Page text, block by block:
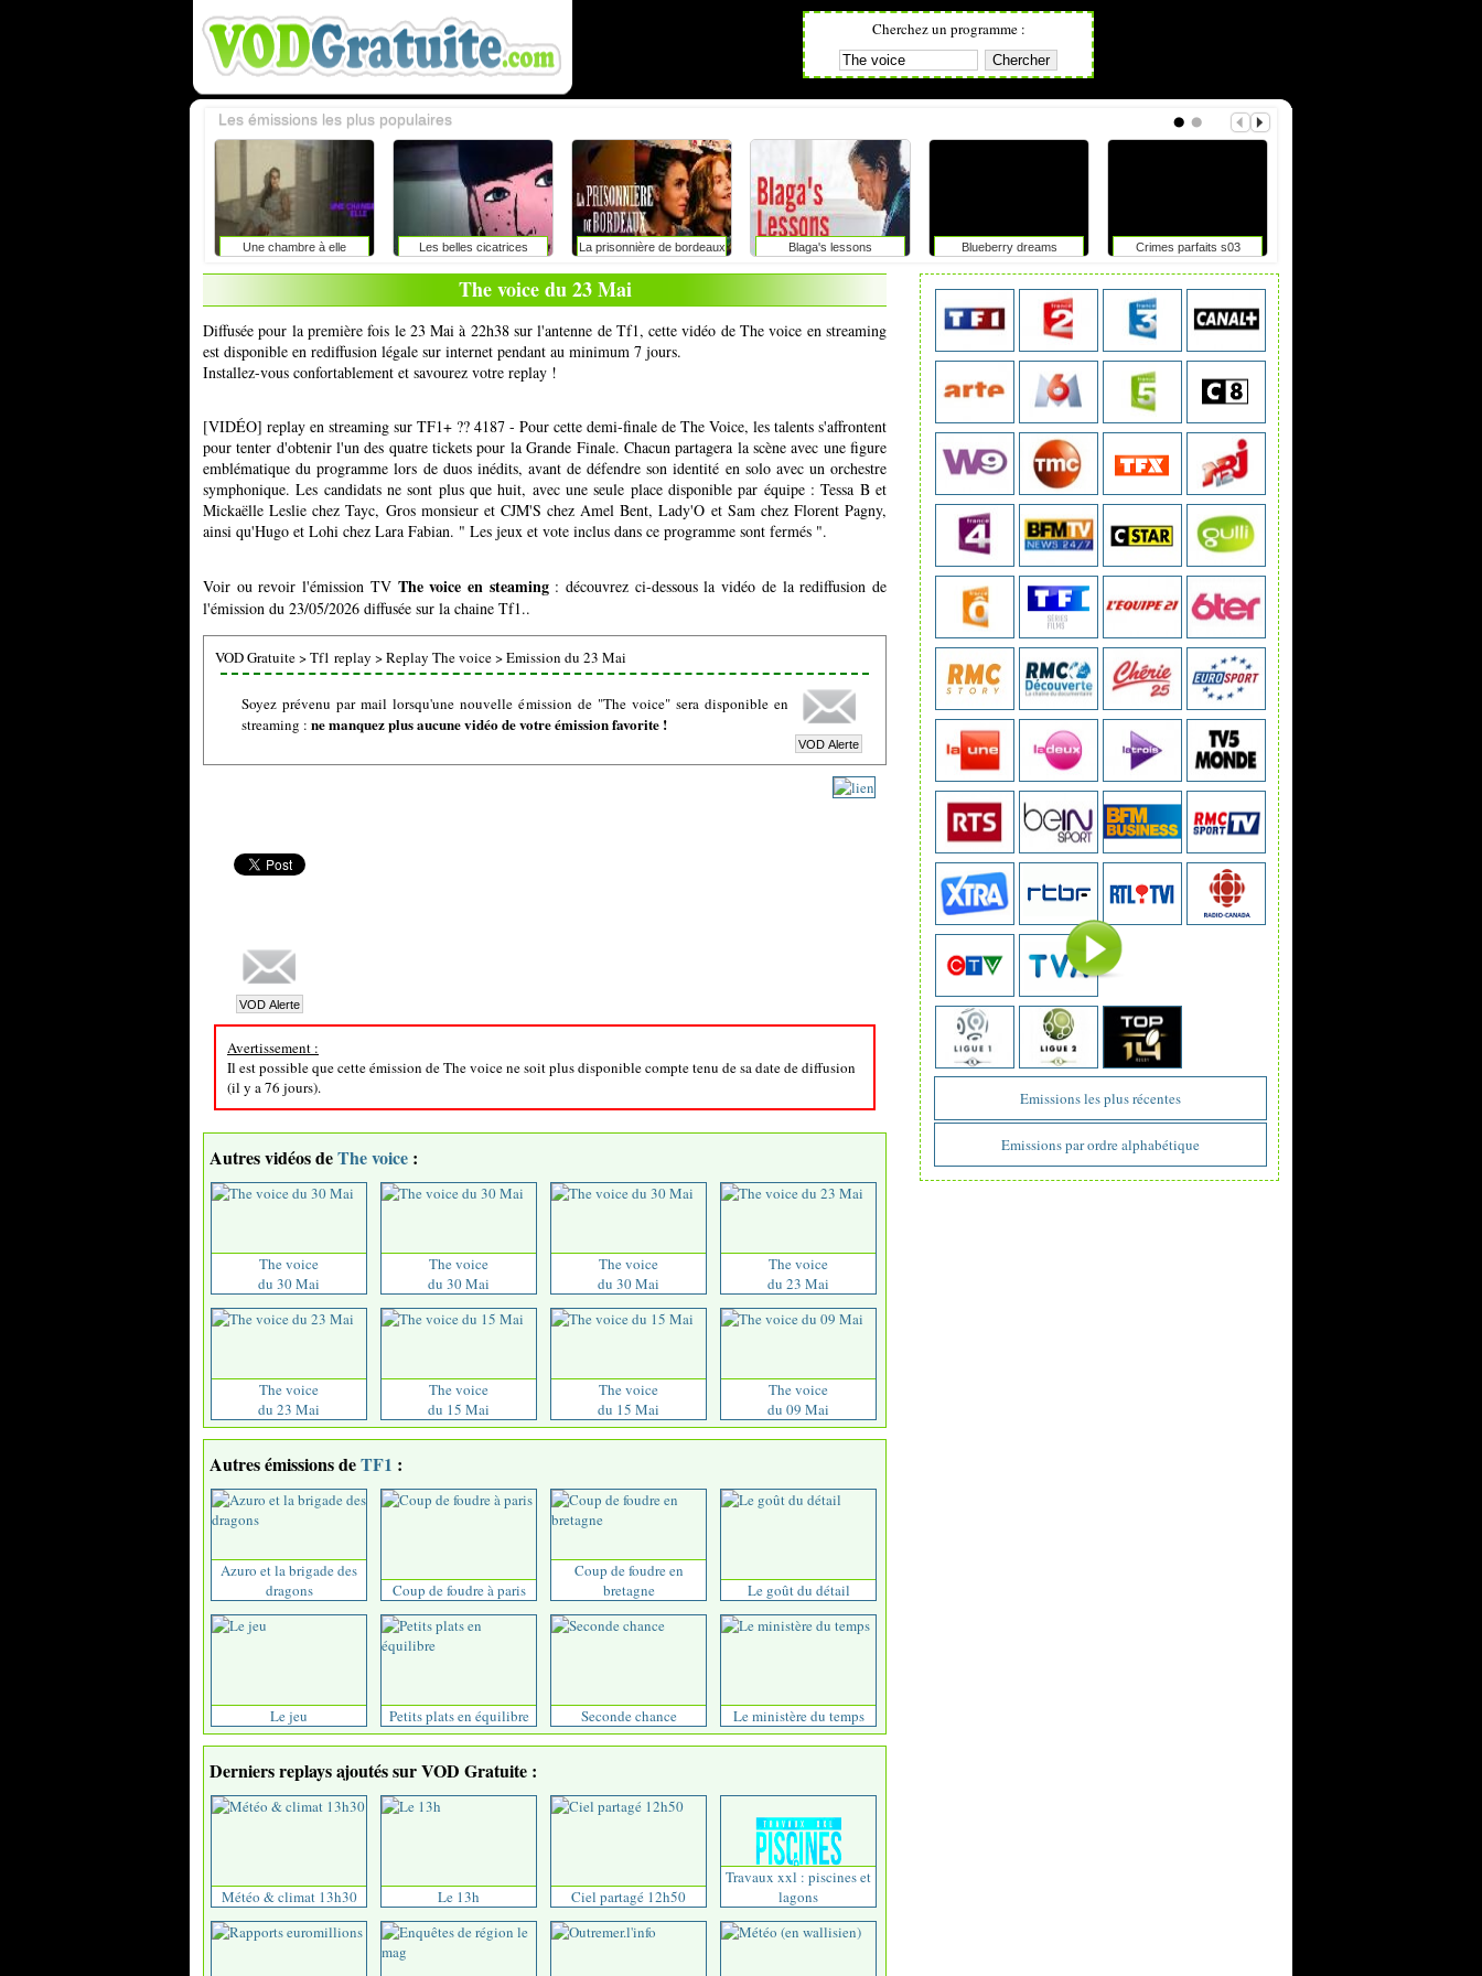
Cherchez un programme :
Une chambre à elle Les belles cicatrices La prisonnière de bordeaux Blaga's lessons Blueberry dreams Crimes parfaits s03
Les émissions les plus populaires
Emissions les plus récentes
Emissions par ordre alphabétique
The voice du 23 Mai
Diffusée pour la première fois le 23 Mai à 22h38 sur l'antenne de Tf1, cette vidéo de The voice en streaming
est disponible en rediffusion légale sur internet pendant au minimum 7 jours.
Installez-vous confortablement et savourez votre replay !
[VIDÉO] replay en streaming sur TF1+ ?? 4187 - Pour cette demi-finale de The Voice, les talents s'affrontent
pour tenter d'obtenir l'un des quatre tickets pour la Grande Finale. Chacun partagera la scène avec une figure
emblématique du programme lors de duos inédits, avant de défendre son identité en solo avec un orchestre
symphonique. Les candidats ne sont plus que huit, avec une seule place disponible par équipe : Tessa B et
Mickaëlle Leslie chez Tayc, Gros monsieur et CJM'S chez Amel Bent, Lady'O et Sam chez Florent Pagny,
ainsi qu'Hugo et Lohi chez Lara Fabian. " Les jeux et vote inclus dans ce programme sont fermés ".
Voir ou revoir l'émission TV The voice en steaming: découvrez ci-dessous la vidéo de la rediffusion de
l'émission du 23/05/2026 diffusée sur la chaine Tf1..
VOD Gratuite>Tf1 replay >Replay The voice>Emission du 23 Mai
Soyez prévenu par mail lorsqu'une nouvelle émission de "The voice" sera disponible en
streaming : ne manquez plus aucune vidéo de votre émission favorite !
Avertissement :
Il est possible que cette émission de The voice ne soit plus disponible compte tenu de sa date de diffusion
(il y a 76 jours).
Autres vidéos deThe voice :
The voice
du 30 Mai
The voice
du 30 Mai
The voice
du 30 Mai
The voice
du 23 Mai
The voice
du 23 Mai
The voice
du 15 Mai
The voice
du 15 Mai
The voice
du 09 Mai
Autres émissions deTF1 :
Azuro et la brigade des
dragons
Coup de foudre à paris
Coup de foudre en
bretagne
Le goût du détail
Le jeu Petits plats en équilibre Seconde chance Le ministère du temps
Derniers replays ajoutés sur VOD Gratuite :
Météo & climat 13h30 Le 13h Ciel partagé 12h50
Travaux xxl : piscines et
lagons